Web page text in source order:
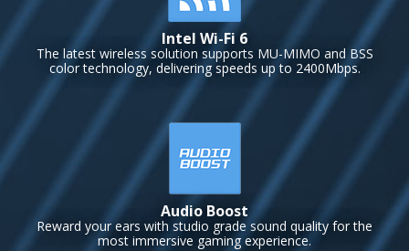
Intel Wi-Fi 6
The latest wireless solution supports MU-MIMO and BSS
color technology, delivering speeds up to 2400Mbps.
Audio Boost
Reward your ears with studio grade sound quality for the
most immersive gaming experience.